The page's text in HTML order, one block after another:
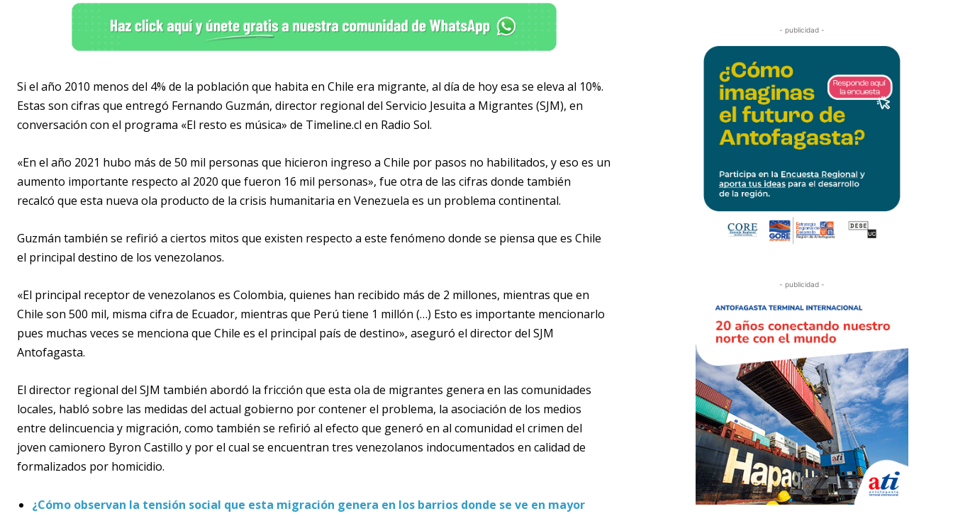
Si el año 2010 menos del 4% de la población que habita en Chile era migrante, al día de hoy esa se eleva al 10%.
Estas son cifras que entregó Fernando Guzmán, director regional del Servicio Jesuita a Migrantes (SJM), en
conversación con el programa «El resto es música» de Timeline.cl en Radio Sol.
«En el año 2021 hubo más de 50 mil personas que hicieron ingreso a Chile por pasos no habilitados, y eso es un
aumento importante respecto al 2020 que fueron 16 mil personas», fue otra de las cifras donde también
recalcó que esta nueva ola producto de la crisis humanitaria en Venezuela es un problema continental.
Guzmán también se refirió a ciertos mitos que existen respecto a este fenómeno donde se piensa que es Chile
el principal destino de los venezolanos.
«El principal receptor de venezolanos es Colombia, quienes han recibido más de 2 millones, mientras que en
Chile son 500 mil, misma cifra de Ecuador, mientras que Perú tiene 1 millón (…) Esto es importante mencionarlo
pues muchas veces se menciona que Chile es el principal país de destino», aseguró el director del SJM
Antofagasta.
El director regional del SJM también abordó la fricción que esta ola de migrantes genera en las comunidades
locales, habló sobre las medidas del actual gobierno por contener el problema, la asociación de los medios
entre delincuencia y migración, como también se refirió al efecto que generó en al comunidad el crimen del
joven camionero Byron Castillo y por el cual se encuentran tres venezolanos indocumentados en calidad de
formalizados por homicidio.
¿Cómo observan la tensión social que esta migración genera en los barrios donde se ve en mayor
- publicidad -
- publicidad -